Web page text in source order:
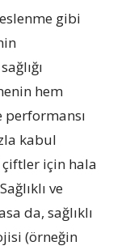
gibi
hem
kabul
için hala
ve
da, sağlıklı
(örneğin